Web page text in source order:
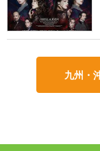
九州・